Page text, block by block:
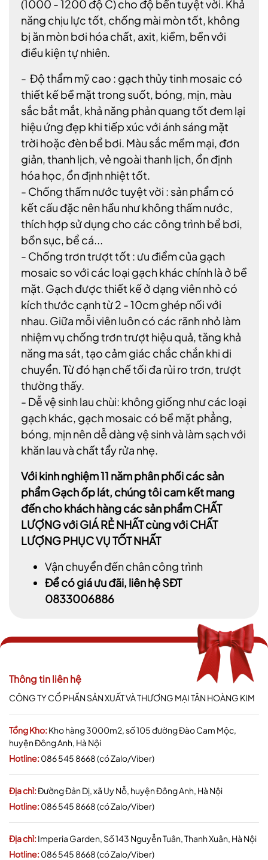
(1000 - 1200 độ C) cho độ bền tuyệt vời. Khả
năng chịu lực tốt, chống mài mòn tốt, không
bị ăn mòn bơi hóa chất, axit, kiềm, bền với
điều kiện tự nhiên.
- Độ thẩm mỹ cao : gạch thủy tinh mosaic có
thiết kế bề mặt trong suốt, bóng, mịn, màu
sắc bắt mắt, khả năng phản quang tốt đem lại
hiệu ứng đẹp khi tiếp xúc với ánh sáng mặt
trời hoặc đèn bể bơi. Màu sắc mềm mại, đơn
giản, thanh lịch, vẻ ngoài thanh lịch, ổn định
hóa học, ổn định nhiệt tốt.
- Chống thấm nước tuyệt vời : sản phẩm có
kết cấu đặc nên hầu như không thấm nước,
thích hợp sử dụng cho các công trình bể bơi,
bồn sục, bể cá...
- Chống trơn trượt tốt : ưu điểm của gạch
mosaic so với các loại gạch khác chính là ở bề
mặt. Gạch được thiết kế ở dạng viên nhỏ có
kích thước cạnh từ 2 - 10cm ghép nối với
nhau. Giữa mỗi viên luôn có các rãnh nhỏ làm
nhiệm vụ chống trơn trượt hiệu quả, tăng khả
năng ma sát, tạo cảm giác chắc chắn khi di
chuyển. Từ đó hạn chế tối đa rủi ro trơn, trượt
thường thấy.
- Dễ vệ sinh lau chùi: không giống như các loại
gạch khác, gạch mosaic có bề mặt phẳng,
bóng, mịn nên dễ dàng vệ sinh và làm sạch với
khăn lau và chất tẩy rửa nhẹ.
Với kinh nghiệm 11 năm phân phối các sản
phẩm Gạch ốp lát, chúng tôi cam kết mang
đến cho khách hàng các sản phẩm CHẤT
LƯỢNG với GIÁ RẺ NHẤT cùng với CHẤT
LƯỢNG PHỤC VỤ TỐT NHẤT
Vận chuyển đến chân công trình
Để có giá ưu đãi, liên hệ SĐT
0833006886
Thông tin liên hệ
CÔNG TY CỔ PHẦN SẢN XUẤT VÀ THƯƠNG MẠI TÂN HOÀNG KIM
Tổng Kho:Kho hàng 3000m2, số 105 đường Đào Cam Mộc,
huyện Đông Anh, Hà Nội
Hotline:086 545 8668 (có Zalo/Viber)
Địa chỉ:Đường Đản Dị, xã Uy Nỗ, huyện Đông Anh, Hà Nội
Hotline:086 545 8668 (có Zalo/Viber)
Địa chỉ:Imperia Garden, Số 143 Nguyễn Tuân, Thanh Xuân, Hà Nội
Hotline:086 545 8668 (có Zalo/Viber)